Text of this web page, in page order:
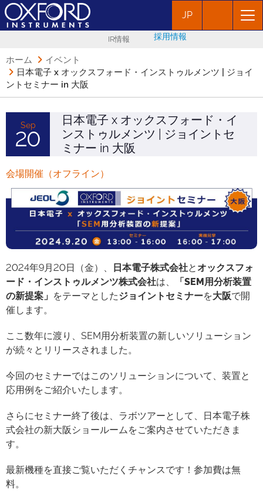
JP
IR情報 採用情報
ホーム
イベント
日本電子 x オックスフォード・インストゥルメンツ | ジョイ
ントセミナー in 大阪
Sep
20
日本電子 x オックスフォード・イ
ンストゥルメンツ | ジョイントセ
ミナー in 大阪
会場開催（オフライン）
2024年9月20日（金）、 日本電子株式会社と オックスフォ
ード・インストゥルメンツ株式会社は、
「SEM用分析装置
の新提案」 をテーマとしたジョイントセミナーを大阪で開
催します。
ここ数年に渡り、SEM用分析装置の新しいソリューション
が続々とリリースされました。
今回のセミナーではこのソリューションについて、装置と
応用例をご紹介いたします。
さらにセミナー終了後は、ラボツアーとして、日本電子株
式会社の新大阪ショールームをご案内させていただきま
す。
最新機種を直接ご覧いただくチャンスです！参加費は無
料。